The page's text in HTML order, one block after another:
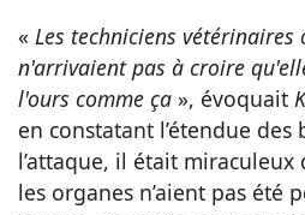
« Les techniciens
n'arrivaient pas à croire
l'ours comme ça », évoquait
en constatant l’étendue des
l’attaque, il était
les organes n’aient pas été